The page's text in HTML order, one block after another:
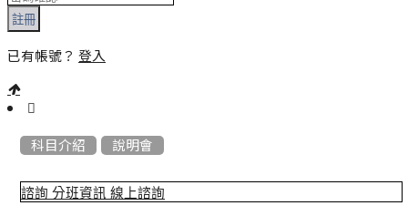
註冊
已有帳號？ 登入
::: 科目介紹 說明會
諮詢 分班資訊 線上諮詢